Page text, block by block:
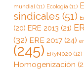
mundial(11) Ecología (11)
sindicales (51)
(20) ERE 2013 (21)
(32) ERE 2017 (24)
(245) ERyN020 (12)
Homogenización